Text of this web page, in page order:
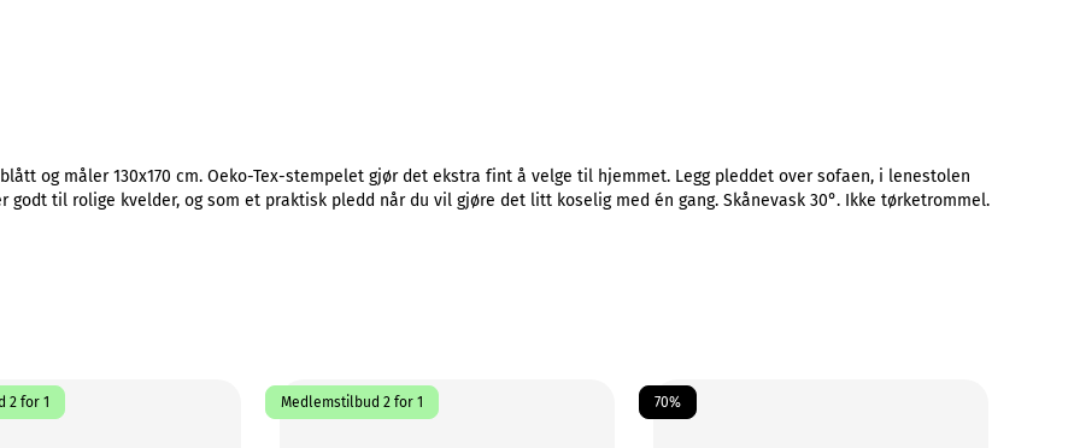
og måler 130x170 cm. Oeko-Tex-stempelet gjør det ekstra fint å velge til hjemmet. Legg pleddet over sofaen, i lenestolen
til rolige kvelder, og som et praktisk pledd når du vil gjøre det litt koselig med én gang. Skånevask 30°. Ikke tørketrommel.
2 for 1 Medlemstilbud 2 for 1 70%